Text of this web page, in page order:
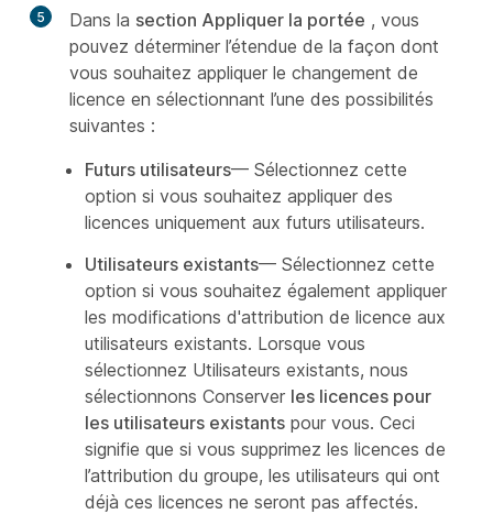
5 Dans la section Appliquer la portée , vous
pouvez déterminer l’étendue de la façon dont
vous souhaitez appliquer le changement de
licence en sélectionnant l’une des possibilités
suivantes :
Futurs utilisateurs— Sélectionnez cette
option si vous souhaitez appliquer des
licences uniquement aux futurs utilisateurs.
Utilisateurs existants— Sélectionnez cette
option si vous souhaitez également appliquer
les modifications d'attribution de licence aux
utilisateurs existants. Lorsque vous
sélectionnez Utilisateurs existants, nous
sélectionnons Conserver les licences pour
les utilisateurs existants pour vous. Ceci
signifie que si vous supprimez les licences de
l’attribution du groupe, les utilisateurs qui ont
déjà ces licences ne seront pas affectés.